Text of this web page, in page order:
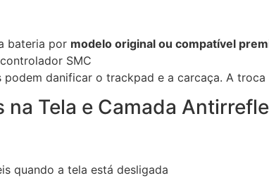
bateria por modelo original ou compatível
SMC
danificar o trackpad e a carcaça. A troca
Tela e Camada
quando a tela está desligada